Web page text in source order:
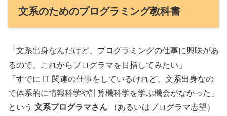
文系のためのプログラミング教科書
「文系出身なんだけど、プログラミングの仕事に興味があ
るので、これからプログラマを目指してみたい」
「すでに IT 関連の仕事をしているけれど、文系出身なの
で体系的に情報科学や計算機科学を学ぶ機会がなかった」
という 文系プログラマさん （あるいはプログラマ志望）